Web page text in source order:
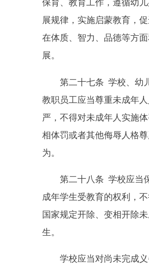
粮食、文明饮食等宣传教育活动
帮助未成年人树立浪费可耻、节
为荣的意识，养成文明健康、绿
环保的生活习惯。
第三十三条 学校应当与未成
年学生的父母或者其他监护人互
炼的时间。
日、休息日及寒暑假期，组织义
教育阶段的未成年学生集体补课
加重其学习负担。
幼儿园、校外培训机构不得